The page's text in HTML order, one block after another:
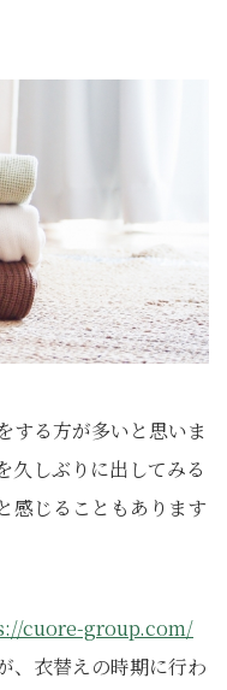
する方が多いと思いま
久しぶりに出してみる
感じることもあります
cuore-group.com/
、衣替えの時期に行わ